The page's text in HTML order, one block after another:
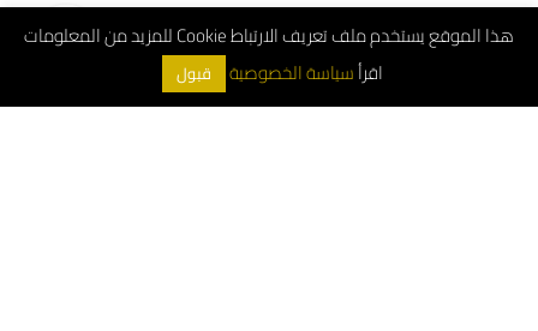
هذا الموقع يستخدم ملف تعريف الارتباط Cookie للمزيد من المعلومات
اقرأسياسة الخصوصية قبول